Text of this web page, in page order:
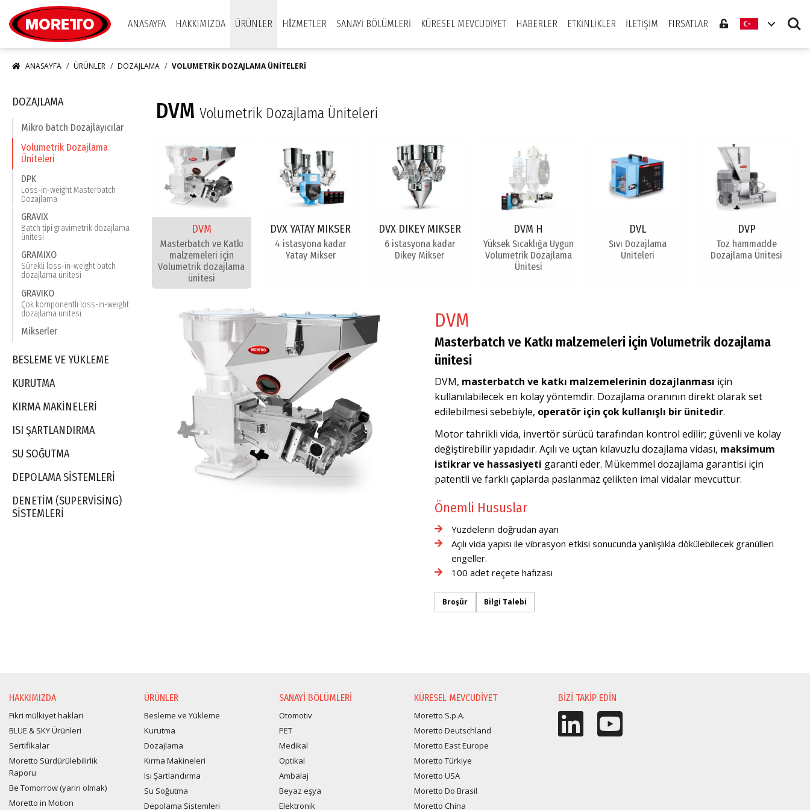
ANASAYFA
HAKKIMIZDA ÜRÜNLER HİZMETLER SANAYI BÖLÜMLERI KÜRESEL MEVCUDIYET HABERLER ETKINLIKLER İLETIŞIM FIRSATLAR Search
ANASAYFA ÜRÜNLER DOZAJLAMA VOLUMETRIK DOZAJLAMA ÜNITELERI
DVM Volumetrik Dozajlama Üniteleri
DVM
Masterbatch ve Katkı
malzemeleri için
Volumetrik dozajlama
ünitesi
DVX YATAY MIKSER
4 istasyona kadar
Yatay Mikser
DVX DIKEY MIKSER
6 istasyona kadar
Dikey Mikser
DVM H
Yüksek Sıcaklığa Uygun
Volumetrik Dozajlama
Ünitesi
DVL
Sıvı Dozajlama
Üniteleri
DVP
Toz hammadde
Dozajlama Ünitesi
DVM
Masterbatch ve Katkı malzemeleri için Volumetrik dozajlama
ünitesi
DVM, masterbatch ve katkı malzemelerinin dozajlanması için
kullanılabilecek en kolay yöntemdir. Dozajlama oranının direkt olarak set
edilebilmesi sebebiyle, operatör için çok kullanışlı bir ünitedir.
Motor tahrikli vida, invertör sürücü tarafından kontrol edilir; güvenli ve kolay
değiştirebilir yapıdadır. Açılı ve uçtan kılavuzlu dozajlama vidası, maksimum
istikrar ve hassasiyeti garanti eder. Mükemmel dozajlama garantisi için
patentli ve farklı çaplarda paslanmaz çelikten imal vidalar mevcuttur.
Önemli Hususlar
Yüzdelerin doğrudan ayarı
Açılı vida yapısı ile vibrasyon etkisi sonucunda yanlışlıkla dökülebilecek granülleri
engeller.
100 adet reçete hafızası
Broşür Bilgi Talebi
DOZAJLAMA
Mikro batch Dozajlayıcılar
Volumetrik Dozajlama
Üniteleri
DPK
Loss-in-weight Masterbatch
Dozajlama
GRAVIX
Batch tipi gravimetrik dozajlama
ünitesi
GRAMIXO
Sürekli loss-in-weight batch
dozajlama ünitesi
GRAVIKO
Çok komponentli loss-in-weight
dozajlama ünitesi
Mikserler
BESLEME VE YÜKLEME
KURUTMA
KIRMA MAKINELERI
ISI ŞARTLANDIRMA
SU SOĞUTMA
DEPOLAMA SISTEMLERI
DENETIM (SUPERVISING)
SISTEMLERI
HAKKIMIZDA
Fikri mülkiyet haklari
BLUE & SKY Ürünleri
Sertifikalar
Moretto Sürdürülebilirlik
Raporu
Be Tomorrow (yarin olmak)
Moretto in Motion
ÜRÜNLER
Besleme ve Yükleme
Kurutma
Dozajlama
Kırma Makineleri
Isı Şartlandırma
Su Soğutma
Depolama Sistemleri
SANAYI BÖLÜMLERI
Otomotiv
PET
Medikal
Optikal
Ambalaj
Beyaz eşya
Elektronik
KÜRESEL MEVCUDIYET
Moretto S.p.A.
Moretto Deutschland
Moretto East Europe
Moretto Türkiye
Moretto USA
Moretto Do Brasil
Moretto China
BIZI TAKIP EDIN